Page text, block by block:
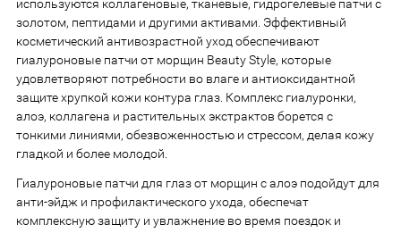
используются коллагеновые, тканевые, гидрогелевые патчи с
золотом, пептидами и другими активами. Эффективный
косметический антивозрастной уход обеспечивают
гиалуроновые патчи от морщин Beauty Style, которые
удовлетворяют потребности во влаге и антиоксидантной
защите хрупкой кожи контура глаз. Комплекс гиалуронки,
алоэ, коллагена и растительных экстрактов борется с
тонкими линиями, обезвоженностью и стрессом, делая кожу
гладкой и более молодой.
Гиалуроновые патчи для глаз от морщин с алоэ подойдут для
анти-эйдж и профилактического ухода, обеспечат
комплексную защиту и увлажнение во время поездок и